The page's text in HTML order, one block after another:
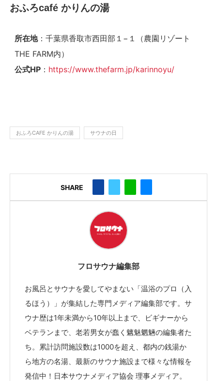
おふろcafé かりんの湯
所在地：千葉県香取市西田部１−１（農園リゾート
THE FARM内）
公式HP ： https://www.thefarm.jp/karinnoyu/
おふろCAFE かりんの湯 サウナの日
SHARE
フロサウナ編集部
お風呂とサウナを愛してやまない「温浴のプロ（入
るほう）」が集結した専門メディア編集部です。サ
ウナ歴は1年未満から10年以上まで、ビギナーから
ベテランまで、老若男女が蠢く魑魅魍魎の編集者た
ち。累計訪問施設数は1000を超え、都内の銭湯か
ら地方の名湯、最新のサウナ施設まで様々な情報を
発信中！日本サウナメディア協会 理事メディア。